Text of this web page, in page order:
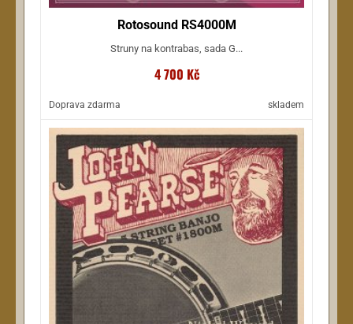
Rotosound RS4000M
Struny na kontrabas, sada G...
4 700 Kč
Doprava zdarma skladem